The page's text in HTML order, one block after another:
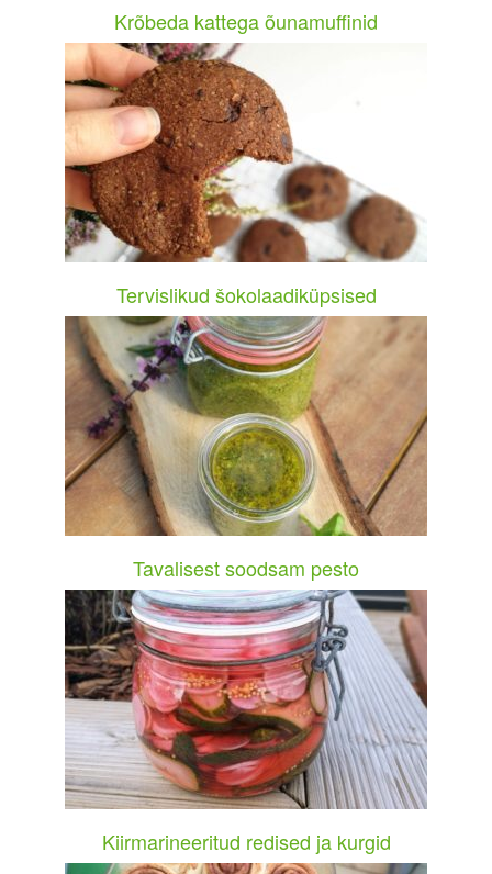
Krõbeda kattega õunamuffinid
Tervislikud šokolaadiküpsised
Tavalisest soodsam pesto
Kiirmarineeritud redised ja kurgid